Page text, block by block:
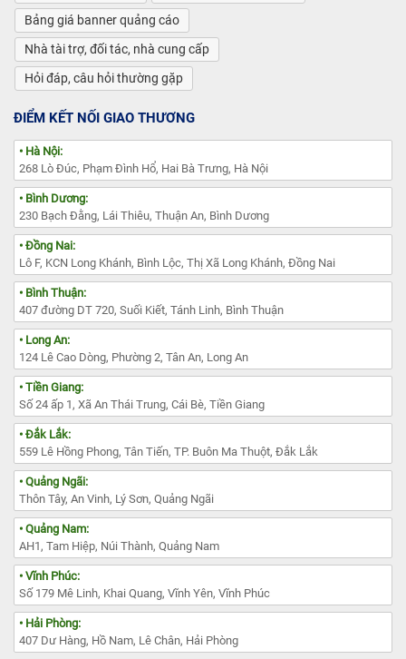
Bảng giá banner quảng cáo
Nhà tài trợ, đối tác, nhà cung cấp
Hỏi đáp, câu hỏi thường gặp
ĐIỂM KẾT NỐI GIAO THƯƠNG
• Hà Nội:
268 Lò Đúc, Phạm Đình Hổ, Hai Bà Trưng, Hà Nội
• Bình Dương:
230 Bạch Đằng, Lái Thiêu, Thuận An, Bình Dương
• Đồng Nai:
Lô F, KCN Long Khánh, Bình Lộc, Thị Xã Long Khánh, Đồng Nai
• Bình Thuận:
407 đường DT 720, Suối Kiết, Tánh Linh, Bình Thuận
• Long An:
124 Lê Cao Dòng, Phường 2, Tân An, Long An
• Tiền Giang:
Số 24 ấp 1, Xã An Thái Trung, Cái Bè, Tiền Giang
• Đắk Lắk:
559 Lê Hồng Phong, Tân Tiến, TP. Buôn Ma Thuột, Đắk Lắk
• Quảng Ngãi:
Thôn Tây, An Vinh, Lý Sơn, Quảng Ngãi
• Quảng Nam:
AH1, Tam Hiệp, Núi Thành, Quảng Nam
• Vĩnh Phúc:
Số 179 Mê Linh, Khai Quang, Vĩnh Yên, Vĩnh Phúc
• Hải Phòng:
407 Dư Hàng, Hồ Nam, Lê Chân, Hải Phòng